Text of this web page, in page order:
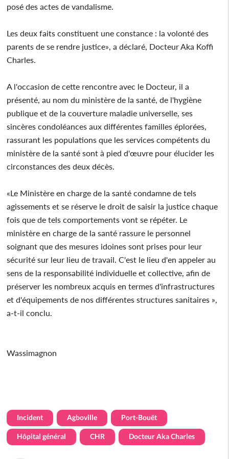
posé des actes de vandalisme.
Les deux faits constituent une constance : la volonté des
parents de se rendre justice», a déclaré, Docteur Aka Koffi
Charles.
A l'occasion de cette rencontre avec le Docteur, il a
présenté, au nom du ministère de la santé, de l'hygiène
publique et de la couverture maladie universelle, ses
sincères condoléances aux différentes familles éplorées,
rassurant les populations que les services compétents du
ministère de la santé sont à pied d'œuvre pour élucider les
circonstances des deux décès.
«Le Ministère en charge de la santé condamne de tels
agissements et se réserve le droit de saisir la justice chaque
fois que de tels comportements vont se répéter. Le
ministère en charge de la santé rassure le personnel
soignant que des mesures idoines sont prises pour leur
sécurité sur leur lieu de travail. C'est le lieu d'en appeler au
sens de la responsabilité individuelle et collective, afin de
préserver les nombreux acquis en termes d'infrastructures
et d'équipements de nos différentes structures sanitaires »,
a-t-il conclu.
Wassimagnon
Incident Agboville Port-Bouët
Hôpital général CHR Docteur Aka Charles